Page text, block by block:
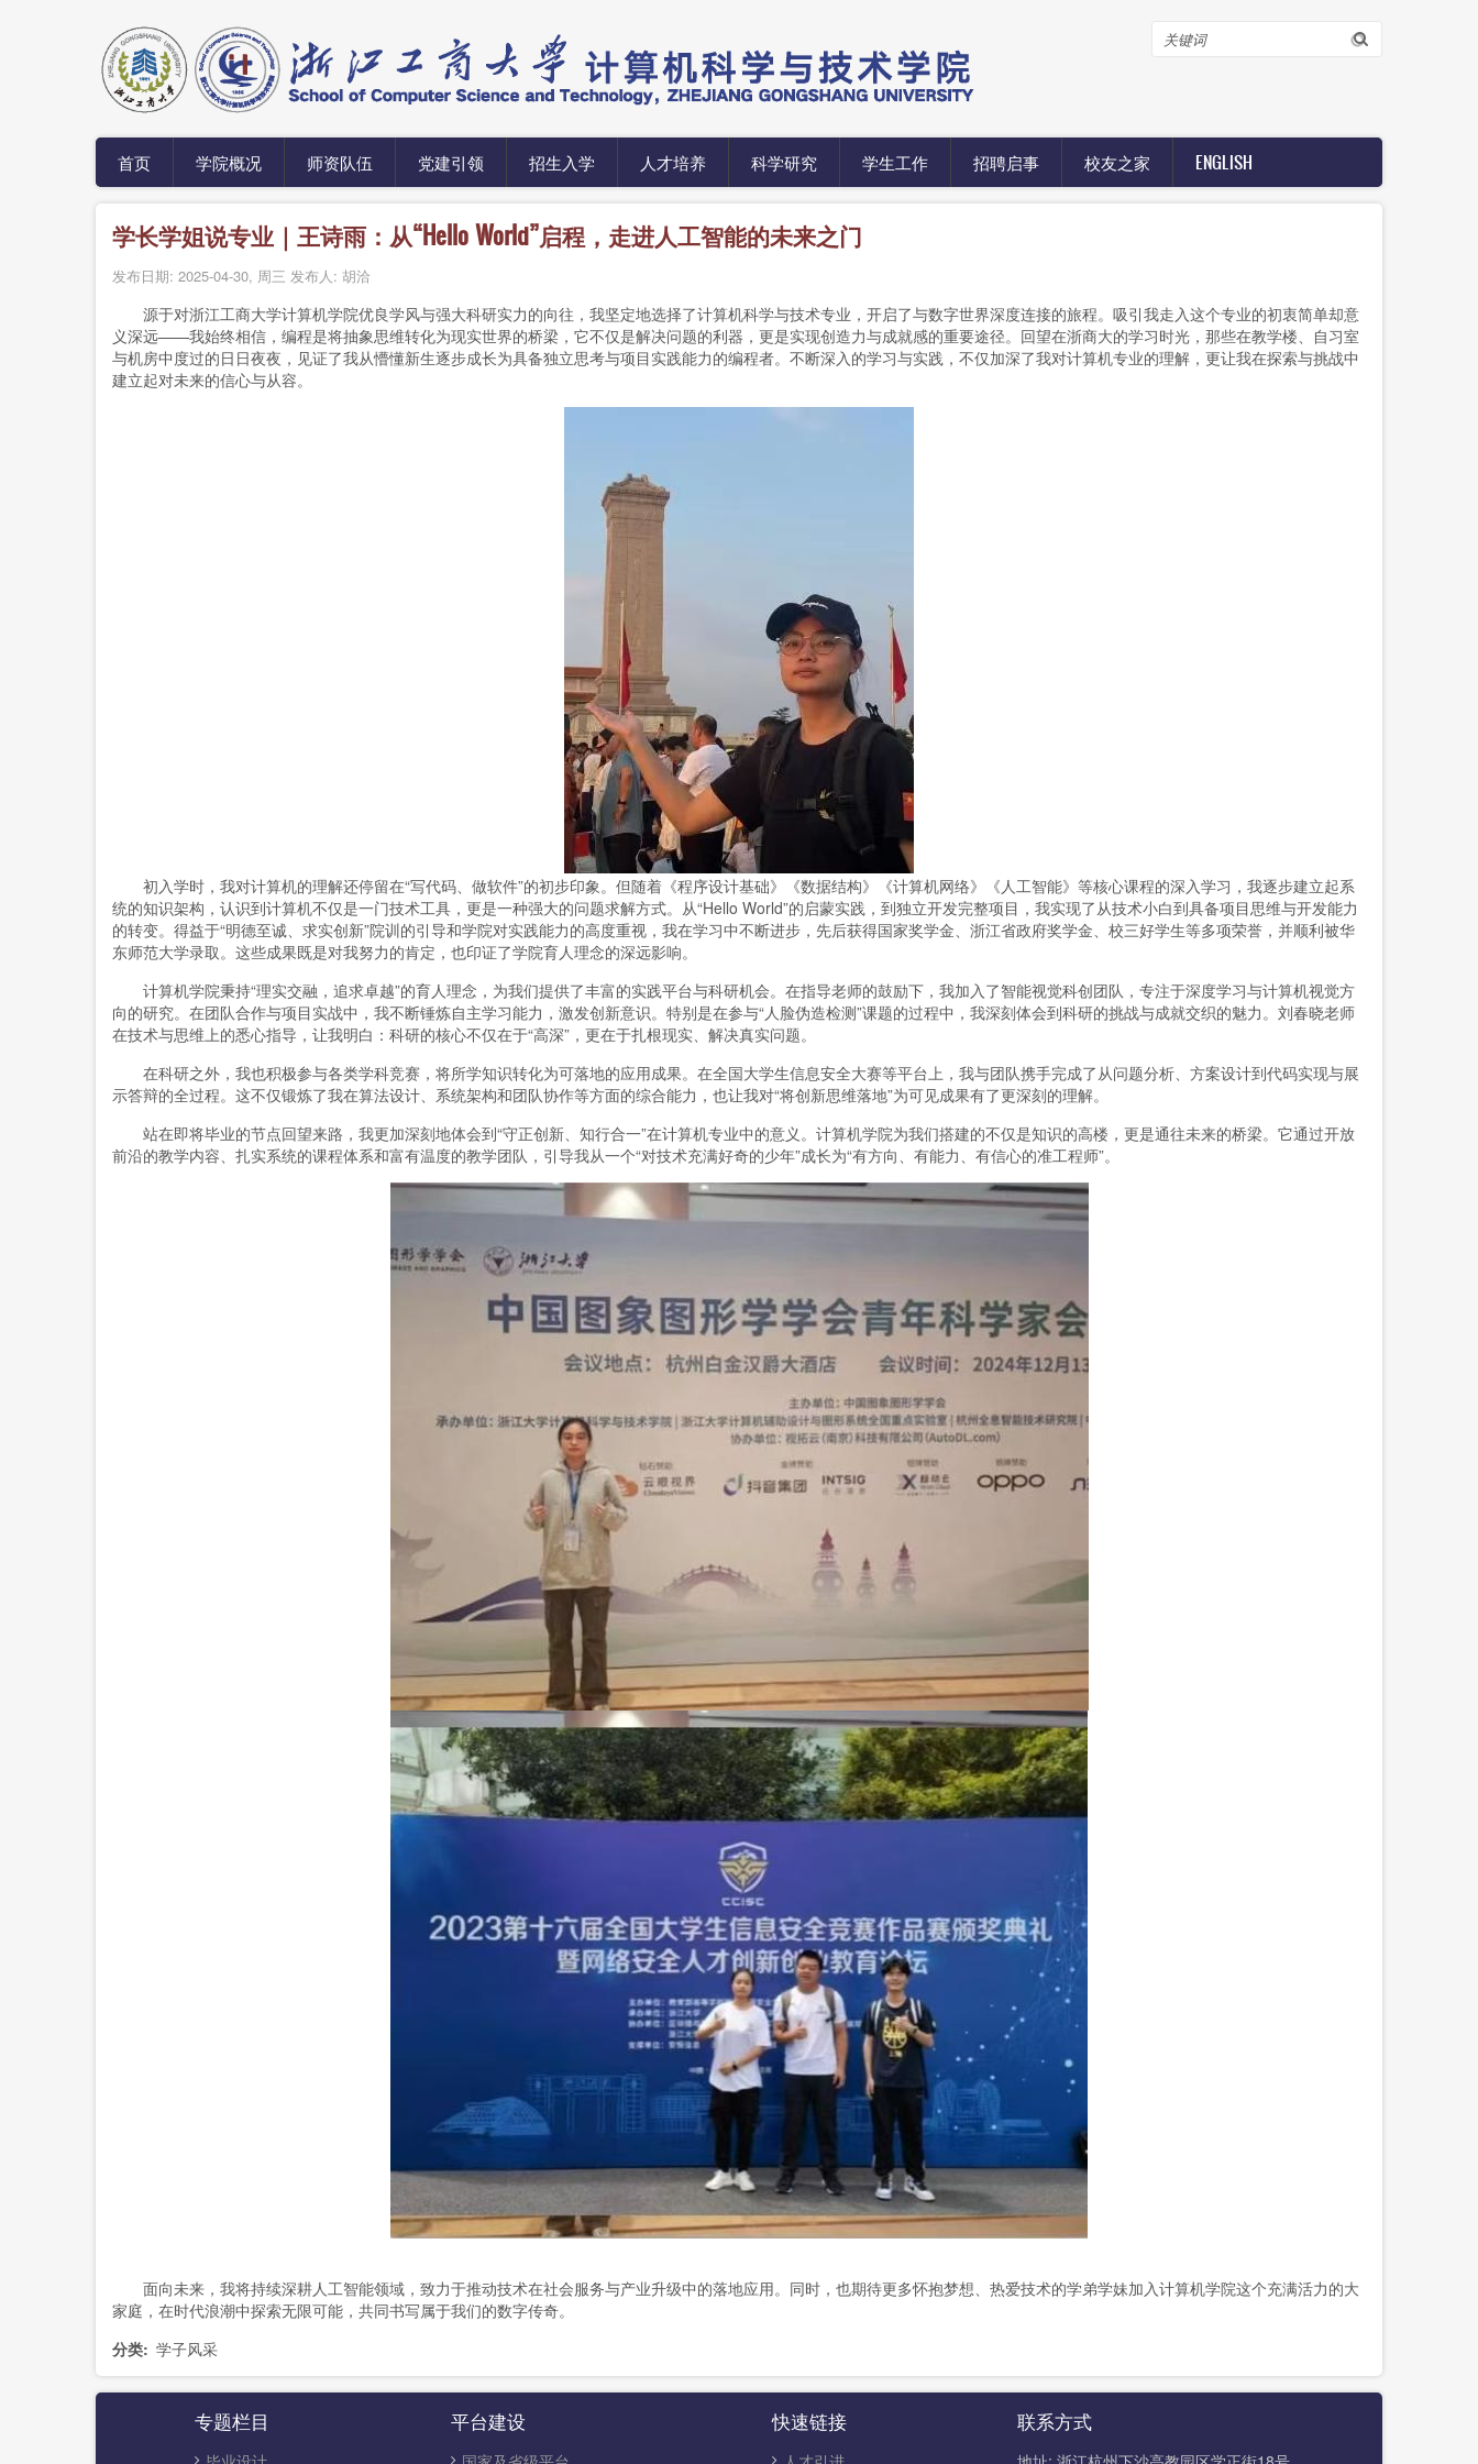
搜
索
首页 学院概况 师资队伍 党建引领 招生入学 人才培养 科学研究 学生工作 招聘启事 校友之家 ENGLISH
学长学姐说专业｜王诗雨：从“Hello World”启程，走进人工智能的未来之门
发布日期: 2025-04-30, 周三 发布人: 胡洽
源于对浙江工商大学计算机学院优良学风与强大科研实力的向往，我坚定地选择了计算机科学与技术专业，开启了与数字世界深度连接的旅程。吸引我走入这个专业的初衷简单却意
义深远——我始终相信，编程是将抽象思维转化为现实世界的桥梁，它不仅是解决问题的利器，更是实现创造力与成就感的重要途径。回望在浙商大的学习时光，那些在教学楼、自习室
与机房中度过的日日夜夜，见证了我从懵懂新生逐步成长为具备独立思考与项目实践能力的编程者。不断深入的学习与实践，不仅加深了我对计算机专业的理解，更让我在探索与挑战中
建立起对未来的信心与从容。
初入学时，我对计算机的理解还停留在“写代码、做软件”的初步印象。但随着《程序设计基础》《数据结构》《计算机网络》《人工智能》等核心课程的深入学习，我逐步建立起系
统的知识架构，认识到计算机不仅是一门技术工具，更是一种强大的问题求解方式。从“Hello World”的启蒙实践，到独立开发完整项目，我实现了从技术小白到具备项目思维与开发能力
的转变。得益于“明德至诚、求实创新”院训的引导和学院对实践能力的高度重视，我在学习中不断进步，先后获得国家奖学金、浙江省政府奖学金、校三好学生等多项荣誉，并顺利被华
东师范大学录取。这些成果既是对我努力的肯定，也印证了学院育人理念的深远影响。
计算机学院秉持“理实交融，追求卓越”的育人理念，为我们提供了丰富的实践平台与科研机会。在指导老师的鼓励下，我加入了智能视觉科创团队，专注于深度学习与计算机视觉方
向的研究。在团队合作与项目实战中，我不断锤炼自主学习能力，激发创新意识。特别是在参与“人脸伪造检测”课题的过程中，我深刻体会到科研的挑战与成就交织的魅力。刘春晓老师
在技术与思维上的悉心指导，让我明白：科研的核心不仅在于“高深”，更在于扎根现实、解决真实问题。
在科研之外，我也积极参与各类学科竞赛，将所学知识转化为可落地的应用成果。在全国大学生信息安全大赛等平台上，我与团队携手完成了从问题分析、方案设计到代码实现与展
示答辩的全过程。这不仅锻炼了我在算法设计、系统架构和团队协作等方面的综合能力，也让我对“将创新思维落地”为可见成果有了更深刻的理解。
站在即将毕业的节点回望来路，我更加深刻地体会到“守正创新、知行合一”在计算机专业中的意义。计算机学院为我们搭建的不仅是知识的高楼，更是通往未来的桥梁。它通过开放
前沿的教学内容、扎实系统的课程体系和富有温度的教学团队，引导我从一个“对技术充满好奇的少年”成长为“有方向、有能力、有信心的准工程师”。
面向未来，我将持续深耕人工智能领域，致力于推动技术在社会服务与产业升级中的落地应用。同时，也期待更多怀抱梦想、热爱技术的学弟学妹加入计算机学院这个充满活力的大
家庭，在时代浪潮中探索无限可能，共同书写属于我们的数字传奇。
分类 学子风采
专题栏目 平台建设 快速链接 联系方式